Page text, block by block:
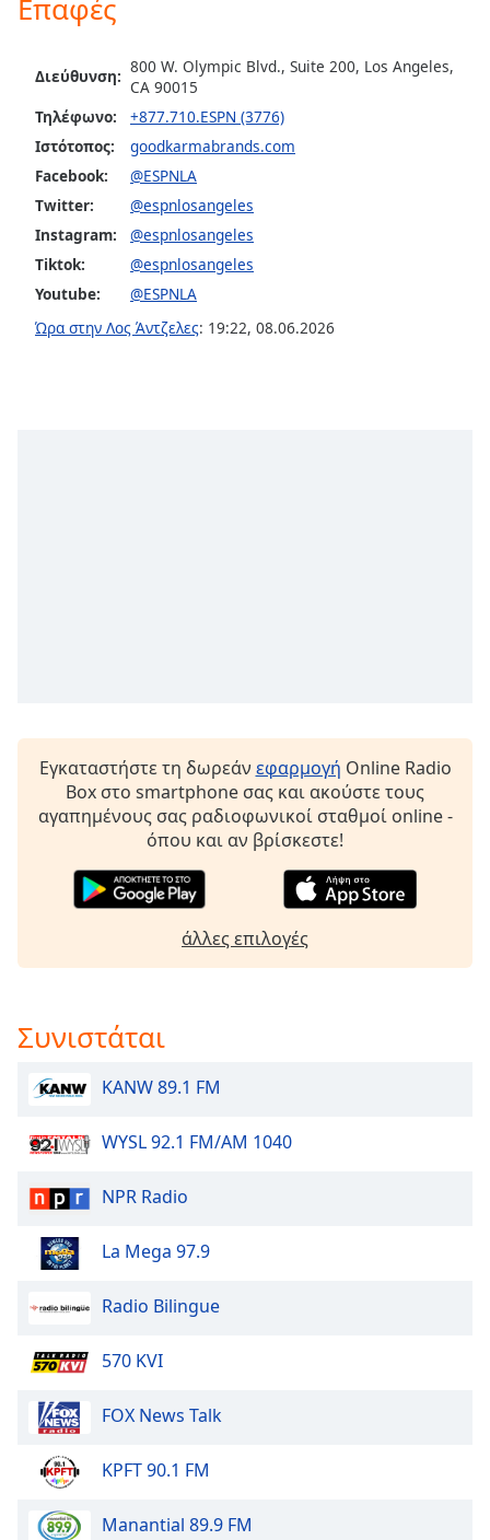
Opacity
Caption
Area
Background
Color
Opacity
Font
dialog
window.
Επαφές
Διεύθυνση: 800 W. Olympic Blvd., Suite 200, Los Angeles,
CA 90015
Τηλέφωνο:
+877.710.ESPN (3776)
Ιστότοπος:
goodkarmabrands.com
Facebook:
@ESPNLA
Twitter:
@espnlosangeles
Instagram:
@espnlosangeles
Tiktok:
@espnlosangeles
Youtube:
@ESPNLA
Ώρα στην Λος Άντζελες: 19:22, 08.06.2026
Εγκαταστήστε τη δωρεάν εφαρμογή Online Radio
Box στο smartphone σας και ακούστε τους
αγαπημένους σας ραδιοφωνικοί σταθμοί online -
όπου και αν βρίσκεστε!
άλλες επιλογές
Συνιστάται
KANW 89.1 FM
WYSL 92.1 FM/AM 1040
NPR Radio
La Mega 97.9
Radio Bilingue
570 KVI
FOX News Talk
KPFT 90.1 FM
Manantial 89.9 FM